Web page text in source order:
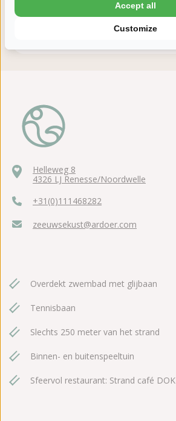
Kinderen tot en met 2 jaar gratis
Helleweg 8
4326 LJ Renesse/Noordwelle
+31(0)111468282
zeeuwsekust@ardoer.com
Overdekt zwembad met glijbaan
Tennisbaan
Slechts 250 meter van het strand
Binnen- en buitenspeeltuin
Sfeervol restaurant: Strand café DOK
Customize
Accept all